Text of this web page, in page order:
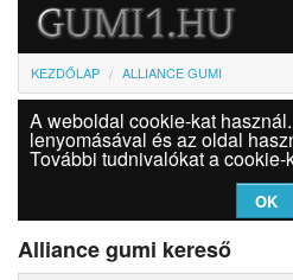
Gumi
Felni
Szolgáltatások
KEZDŐLAP ALLIANCE GUMI
A weboldal cookie-kat
lenyomásával és az oldal
További tudnivalókat a cookie-
OK
Alliance gumi kereső